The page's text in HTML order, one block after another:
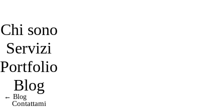
Chi sono
Servizi
Portfolio
Blog
Contattami
← Blog